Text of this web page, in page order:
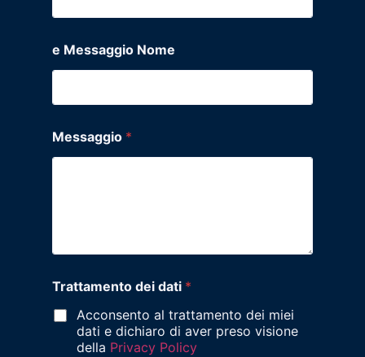
e Messaggio Nome
Messaggio *
Trattamento dei dati *
Acconsento al trattamento dei miei
dati e dichiaro di aver preso visione
della Privacy Policy